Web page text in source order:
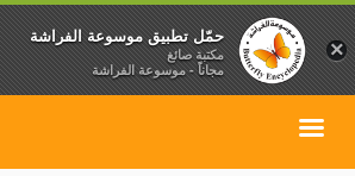
×
حمّل تطبيق موسوعة الفراشة
مكتبة صائغ
مجاناً - موسوعة الفراشة